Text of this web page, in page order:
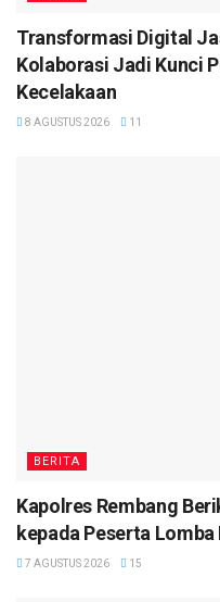
Transformasi Digital
Kolaborasi Jadi Kunci
Kecelakaan
8 AGUSTUS 2026 11
BERITA
Kapolres Rembang
kepada Peserta
7 AGUSTUS 2026 15